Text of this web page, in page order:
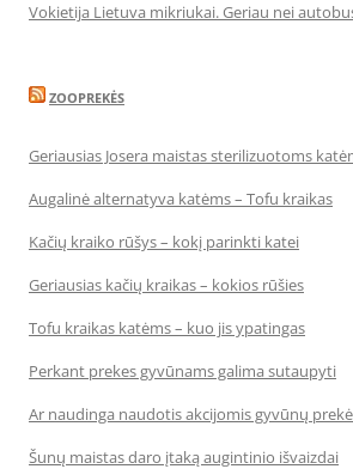
Vokietija Lietuva mikriukai. Geriau nei
ZOOPREKĖS
Geriausias Josera maistas sterilizuotoms
Augalinė alternatyva katėms – Tofu kraikas
Kačių kraiko rūšys – kokį parinkti katei
Geriausias kačių kraikas – kokios rūšies
Tofu kraikas katėms – kuo jis ypatingas
Perkant prekes gyvūnams galima sutaupyti
Ar naudinga naudotis akcijomis gyvūnų
Šunų maistas daro įtaką augintinio išvaizdai